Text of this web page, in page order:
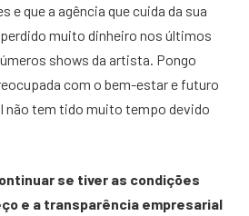
e que a agência que cuida da sua
muito dinheiro nos últimos
shows da artista. Pongo
com o bem-estar e futuro
não tem tido muito tempo devido
se tiver as condições
e a transparência empresarial